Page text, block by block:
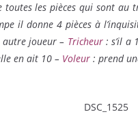
toutes les pièces qui sont au
il donne 4 pièces à
autre joueur – Tricheur : s’il a
en ait 10 – Voleur : prend